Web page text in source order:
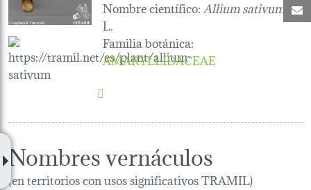
Nombre científico: Allium sativum
L.
Familia botánica:
AMARYLLIDACEAE
Nombres vernáculos
(en territorios con usos significativos TRAMIL)